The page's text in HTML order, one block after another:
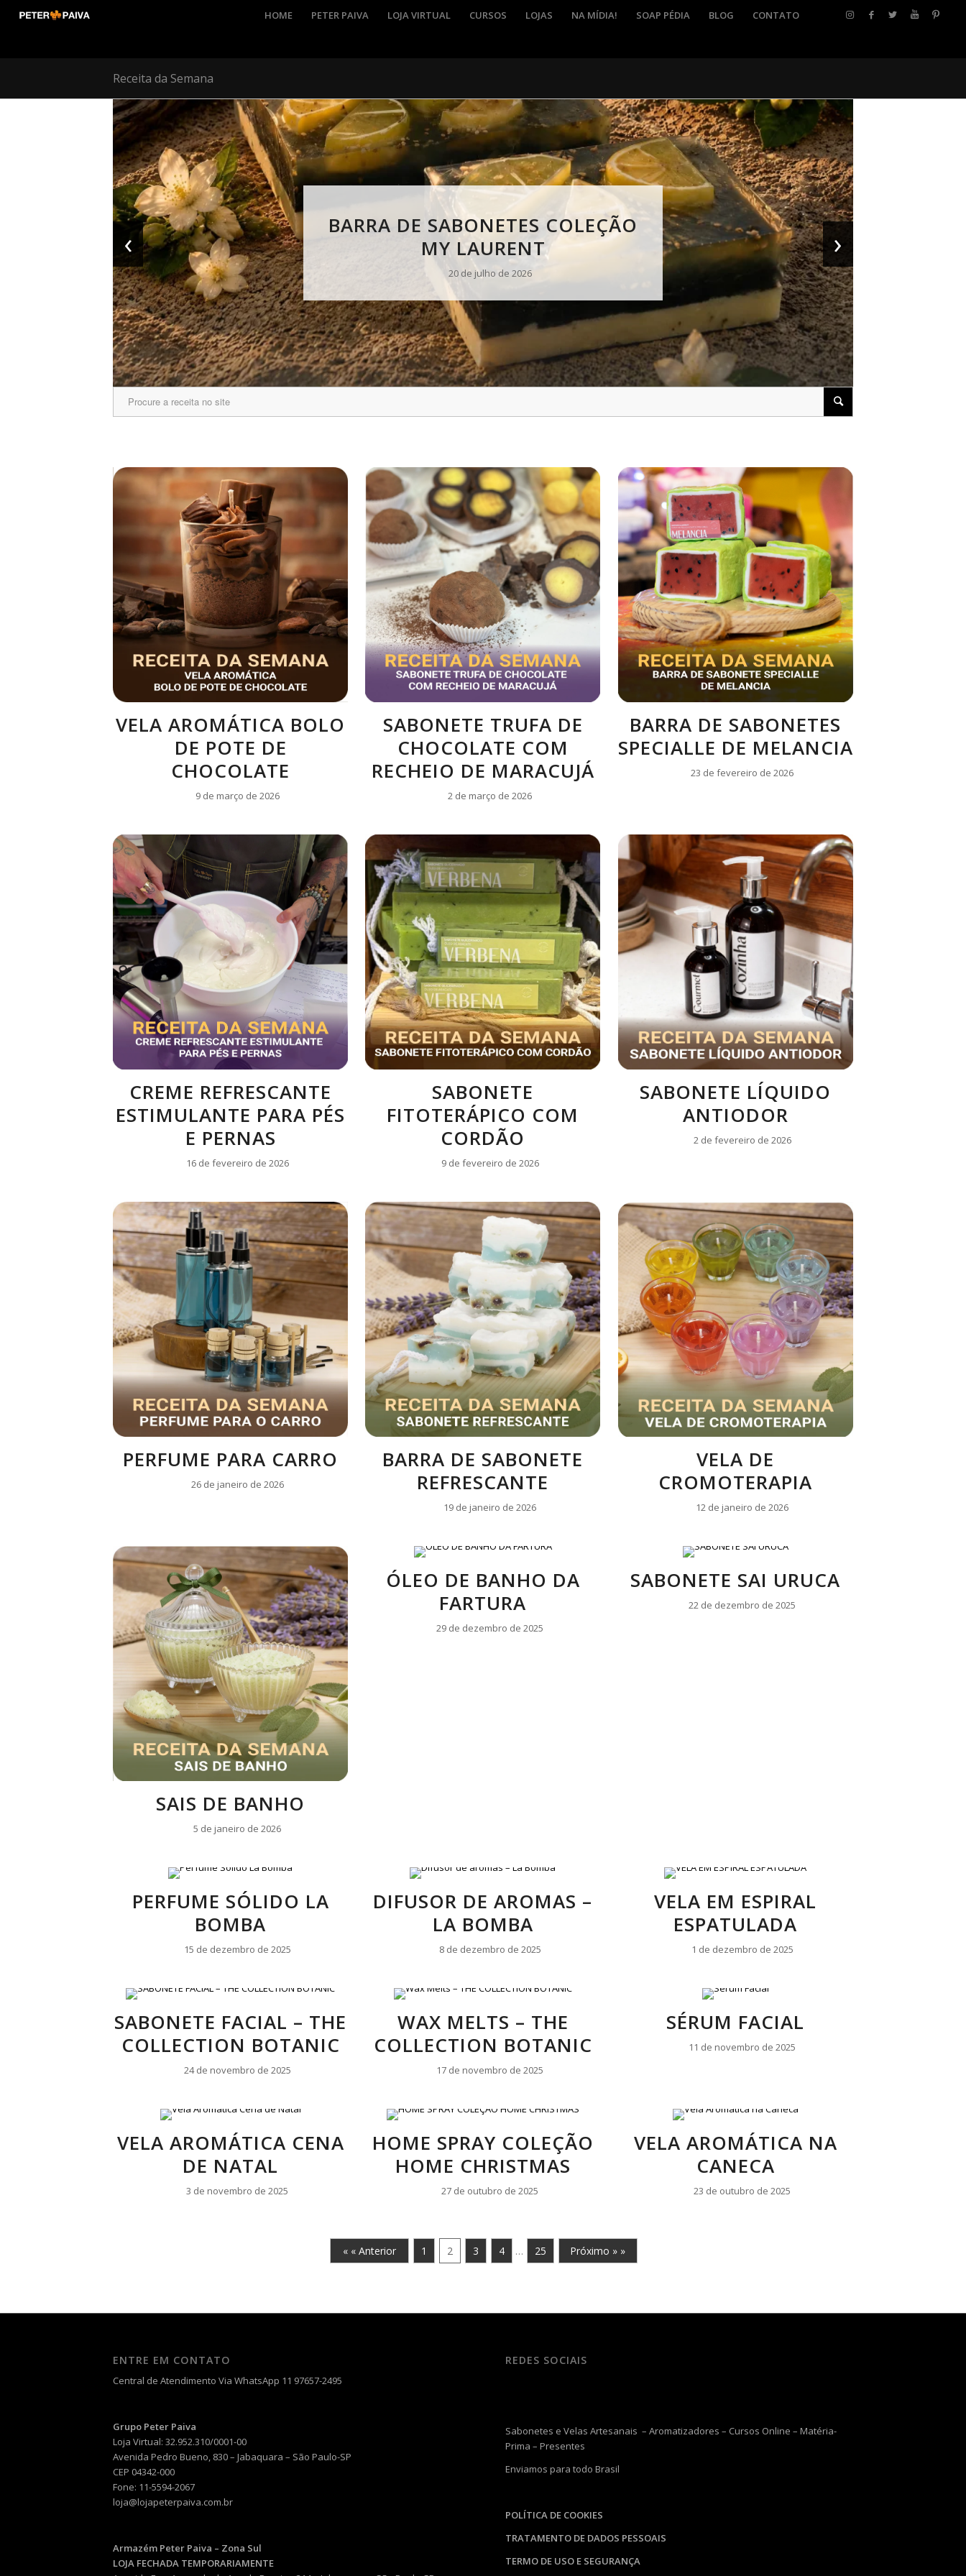
HOME PETER PAIVA LOJA VIRTUAL CURSOS LOJAS NA MÍDIA! SOAP PÉDIA BLOG CONTATO
Receita da Semana
BÁLSAMO PÓS-BARBA
3 de agosto de 2026
‹ ›
VELA AROMÁTICA BOLO
DE POTE DE
CHOCOLATE
9 de março de 2026
SABONETE TRUFA DE
CHOCOLATE COM
RECHEIO DE MARACUJÁ
2 de março de 2026
BARRA DE SABONETES
SPECIALLE DE MELANCIA
23 de fevereiro de 2026
CREME REFRESCANTE
ESTIMULANTE PARA PÉS
E PERNAS
16 de fevereiro de 2026
SABONETE
FITOTERÁPICO COM
CORDÃO
9 de fevereiro de 2026
SABONETE LÍQUIDO
ANTIODOR
2 de fevereiro de 2026
PERFUME PARA CARRO
26 de janeiro de 2026
BARRA DE SABONETE
REFRESCANTE
19 de janeiro de 2026
VELA DE
CROMOTERAPIA
12 de janeiro de 2026
SAIS DE BANHO
5 de janeiro de 2026
ÓLEO DE BANHO DA
FARTURA
29 de dezembro de 2025
SABONETE SAI URUCA
22 de dezembro de 2025
PERFUME SÓLIDO LA
BOMBA
15 de dezembro de 2025
DIFUSOR DE AROMAS –
LA BOMBA
8 de dezembro de 2025
VELA EM ESPIRAL
ESPATULADA
1 de dezembro de 2025
SABONETE FACIAL – THE
COLLECTION BOTANIC
24 de novembro de 2025
WAX MELTS – THE
COLLECTION BOTANIC
17 de novembro de 2025
SÉRUM FACIAL
11 de novembro de 2025
VELA AROMÁTICA CENA
DE NATAL
3 de novembro de 2025
HOME SPRAY COLEÇÃO
HOME CHRISTMAS
27 de outubro de 2025
VELA AROMÁTICA NA
CANECA
23 de outubro de 2025
« « Anterior 1 2 3 4 … 25 Próximo » »
ENTRE EM CONTATO
Central de Atendimento Via WhatsApp 11 97657-2495
Grupo Peter Paiva
Loja Virtual: 32.952.310/0001-00
Avenida Pedro Bueno, 830 – Jabaquara – São Paulo-SP
CEP 04342-000
Fone: 11-5594-2067
loja@lojapeterpaiva.com.br
Armazém Peter Paiva – Zona Sul
LOJA FECHADA TEMPORARIAMENTE
REDES SOCIAIS
Sabonetes e Velas Artesanais – Aromatizadores – Cursos Online – Matéria-
Prima – Presentes
Enviamos para todo Brasil
POLÍTICA DE COOKIES
TRATAMENTO DE DADOS PESSOAIS
TERMO DE USO E SEGURANÇA